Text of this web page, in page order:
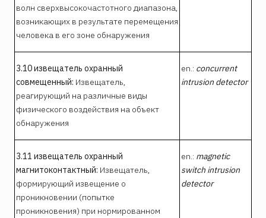
волн сверхвысокочастотного диапазона,
возникающих в результате перемещения
человека в его зоне обнаружения
3.10извещатель охранный
совмещенный: Извещатель,
реагирующий на различные виды
физического воздействия на объект
обнаружения
en.: concurrent
intrusion detector
3.11 извещатель охранный
магнитоконтактный: Извещатель,
формирующий извещение о
проникновении (попытке
проникновения) при нормированном
en.: magnetic
switch intrusion
detector